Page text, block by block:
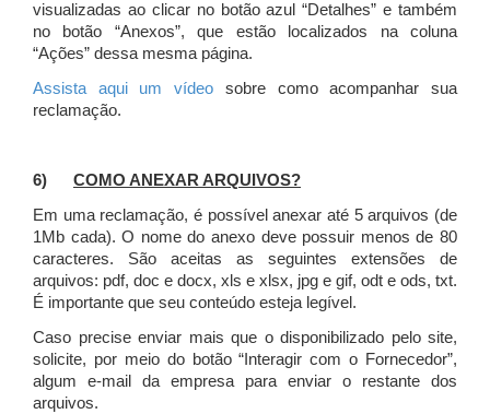
visualizadas ao clicar no botão azul “Detalhes” e também
no botão “Anexos”, que estão localizados na coluna
“Ações” dessa mesma página.
Assista aqui um vídeo sobre como acompanhar sua
reclamação.
6) COMO ANEXAR ARQUIVOS?
Em uma reclamação, é possível anexar até 5 arquivos (de
1Mb cada). O nome do anexo deve possuir menos de 80
caracteres. São aceitas as seguintes extensões de
arquivos: pdf, doc e docx, xls e xlsx, jpg e gif, odt e ods, txt.
É importante que seu conteúdo esteja legível.
Caso precise enviar mais que o disponibilizado pelo site,
solicite, por meio do botão “Interagir com o Fornecedor”,
algum e-mail da empresa para enviar o restante dos
arquivos.